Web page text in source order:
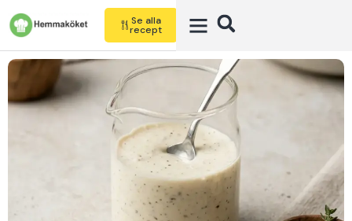
Se alla
recept